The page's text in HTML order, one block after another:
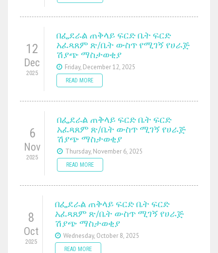
12
Dec
2025
በፌደራል ጠቅላይ ፍርድ ቤት ፍርድ
አፈጻጸም ጽ/ቤት ውስጥ የሚገኝ የሀራጅ
ሽያጭ ማስታወቂያ
Friday, December 12, 2025
READ MORE
6
Nov
2025
በፌደራል ጠቅላይ ፍርድ ቤት ፍርድ
አፈጻጸም ጽ/ቤት ውስጥ ሚገኝ የሀራጅ
ሽያጭ ማስታወቂያ
Thursday, November 6, 2025
READ MORE
8
Oct
2025
በፌደራል ጠቅላይ ፍርድ ቤት ፍርድ
አፈጻጸም ጽ/ቤት ውስጥ ሚገኝ የሀራጅ
ሽያጭ ማስታወቂያ
Wednesday, October 8, 2025
READ MORE